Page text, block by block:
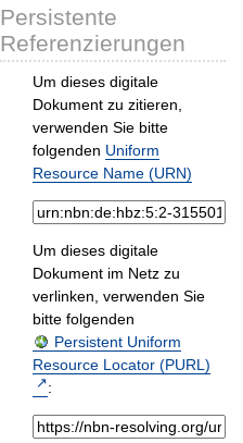
Persistente
Referenzierungen
Um dieses digitale
Dokument zu zitieren,
verwenden Sie bitte
folgenden Uniform
Resource Name (URN)
Um dieses digitale
Dokument im Netz zu
verlinken, verwenden Sie
bitte folgenden
Persistent Uniform
Resource Locator (PURL)
: